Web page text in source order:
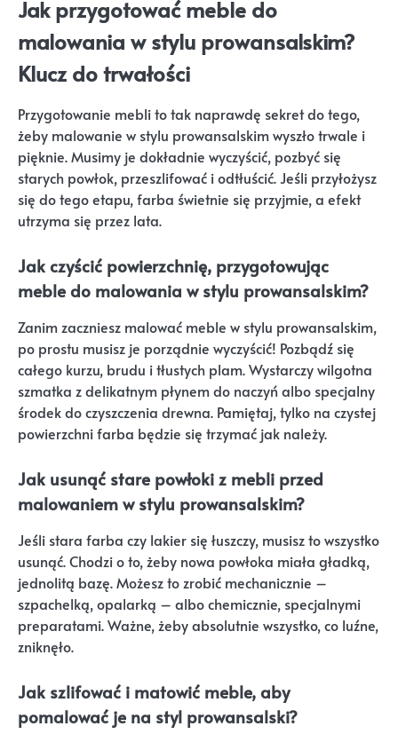
Jak przygotować meble do
malowania w stylu prowansalskim?
Klucz do trwałości
Przygotowanie mebli to tak naprawdę sekret do tego,
żeby malowanie w stylu prowansalskim wyszło trwale i
pięknie. Musimy je dokładnie wyczyścić, pozbyć się
starych powłok, przeszlifować i odtłuścić. Jeśli przyłożysz
się do tego etapu, farba świetnie się przyjmie, a efekt
utrzyma się przez lata.
Jak czyścić powierzchnię, przygotowując
meble do malowania w stylu prowansalskim?
Zanim zaczniesz malować meble w stylu prowansalskim,
po prostu musisz je porządnie wyczyścić! Pozbądź się
całego kurzu, brudu i tłustych plam. Wystarczy wilgotna
szmatka z delikatnym płynem do naczyń albo specjalny
środek do czyszczenia drewna. Pamiętaj, tylko na czystej
powierzchni farba będzie się trzymać jak należy.
Jak usunąć stare powłoki z mebli przed
malowaniem w stylu prowansalskim?
Jeśli stara farba czy lakier się łuszczy, musisz to wszystko
usunąć. Chodzi o to, żeby nowa powłoka miała gładką,
jednolitą bazę. Możesz to zrobić mechanicznie –
szpachelką, opalarką – albo chemicznie, specjalnymi
preparatami. Ważne, żeby absolutnie wszystko, co luźne,
zniknęło.
Jak szlifować i matowić meble, aby
pomalować je na styl prowansalski?